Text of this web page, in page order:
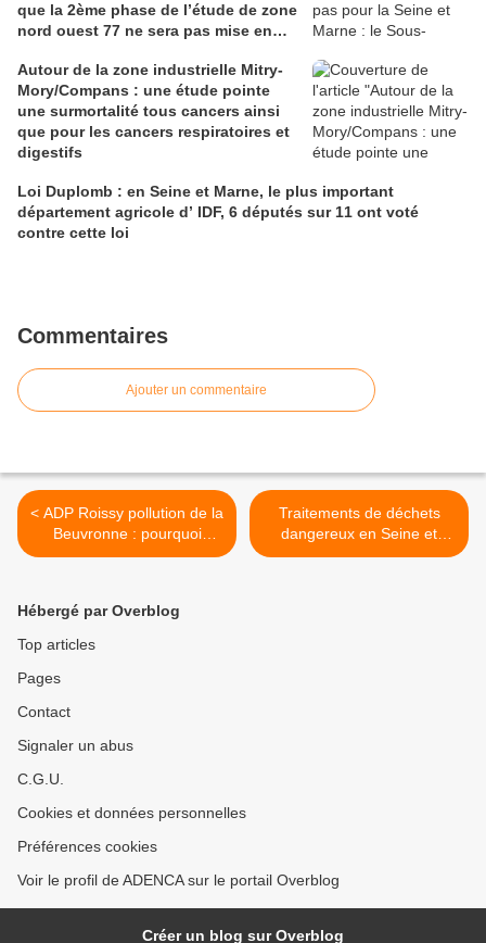
que la 2ème phase de l’étude de zone
nord ouest 77 ne sera pas mise en
Autour de la zone industrielle Mitry-
Mory/Compans : une étude pointe
une surmortalité tous cancers ainsi
que pour les cancers respiratoires et
digestifs
Loi Duplomb : en Seine et Marne, le plus important
département agricole d’ IDF, 6 députés sur 11 ont voté
contre cette loi
Commentaires
Ajouter un commentaire
< ADP Roissy pollution de la
Beuvronne : pourquoi
l’industriel n’est toujours
interpréfectoral de 2008 ?
Traitements de déchets
dangereux en Seine et
Marne : de nouvelles
Hébergé par Overblog
Top articles
Pages
Contact
Signaler un abus
C.G.U.
Cookies et données personnelles
Préférences cookies
Voir le profil de ADENCA sur le portail Overblog
Créer un blog sur Overblog